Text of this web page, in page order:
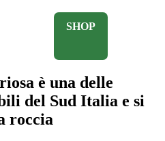
SHOP
è una delle
del Sud Italia e si
roccia